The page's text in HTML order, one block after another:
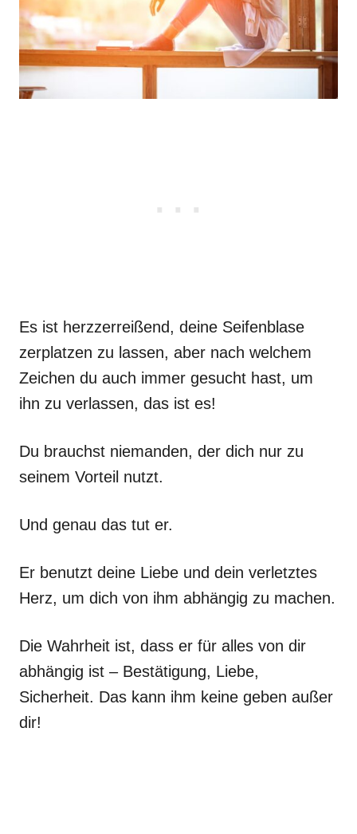
Es ist herzzerreißend, deine Seifenblase
zerplatzen zu lassen, aber nach welchem
Zeichen du auch immer gesucht hast, um
ihn zu verlassen, das ist es!
Du brauchst niemanden, der dich nur zu
seinem Vorteil nutzt.
Und genau das tut er.
Er benutzt deine Liebe und dein verletztes
Herz, um dich von ihm abhängig zu machen.
Die Wahrheit ist, dass er für alles von dir
abhängig ist – Bestätigung, Liebe,
Sicherheit. Das kann ihm keine geben außer
dir!